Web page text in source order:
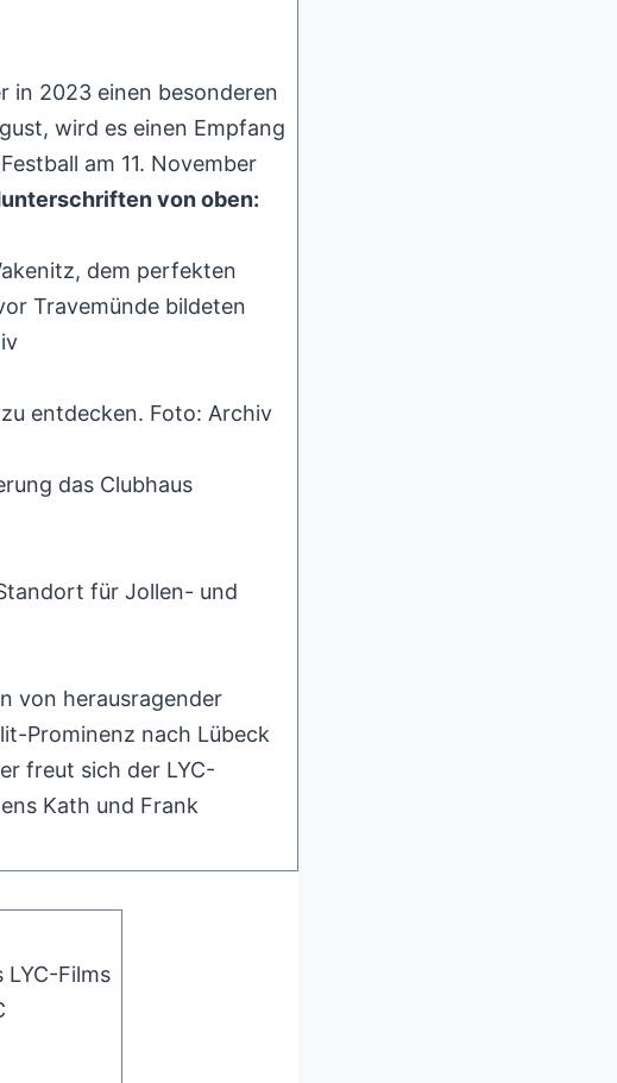
in 2023 einen besonderen
wird es einen Empfang
am 11. November
von oben:
dem perfekten
Travemünde bildeten
entdecken. Foto: Archiv
das Clubhaus
für Jollen- und
von herausragender
Prominenz nach Lübeck
freut sich der LYC-
Kath und Frank
Films